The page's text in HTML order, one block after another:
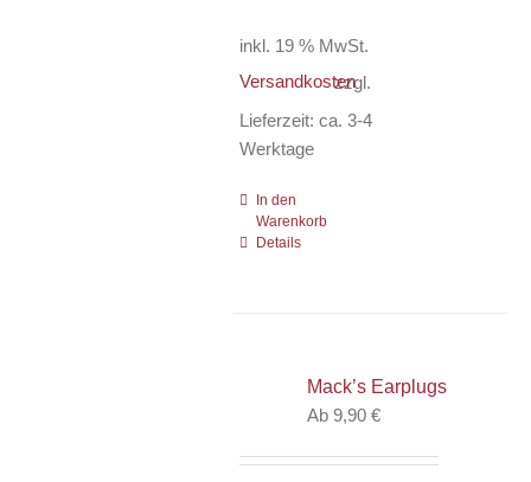
inkl. 19 % MwSt.
zzgl.
Versandkosten
Lieferzeit: ca. 3-4
Werktage
In den
Warenkorb
Details
Mack’s Earplugs
Ab 9,90€